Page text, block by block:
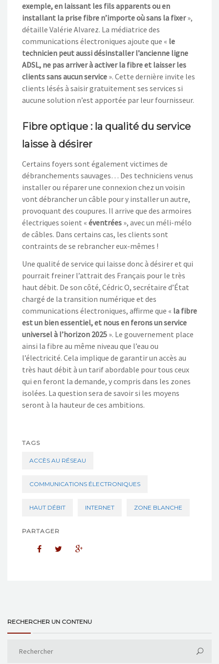
exemple, en laissant les fils apparents ou en
installant la prise fibre n’importe où sans la fixer»,
détaille Valérie Alvarez. La médiatrice des
communications électroniques ajoute que « le
technicien peut aussi désinstaller l’ancienne ligne
ADSL, ne pas arriver à activer la fibre et laisser les
clients sans aucun service ». Cette dernière invite les
clients lésés à saisir gratuitement ses services si
aucune solution n’est apportée par leur fournisseur.
Fibre optique : la qualité du service
laisse à désirer
Certains foyers sont également victimes de
débranchements sauvages… Des techniciens venus
installer ou réparer une connexion chez un voisin
vont débrancher un câble pour y installer un autre,
provoquant des coupures. Il arrive que des armoires
électriques soient « éventrées », avec un méli-mélo
de câbles. Dans certains cas, les clients sont
contraints de se rebrancher eux-mêmes !
Une qualité de service qui laisse donc à désirer et qui
pourrait freiner l’attrait des Français pour le très
haut débit. De son côté, Cédric O, secrétaire d’État
chargé de la transition numérique et des
communications électroniques, affirme que « la fibre
est un bien essentiel, et nous en ferons un service
universel à l’horizon 2025 ». Le gouvernement place
ainsi la fibre au même niveau que l’eau ou
l’électricité. Cela implique de garantir un accès au
très haut débit à un tarif abordable pour tous ceux
qui en feront la demande, y compris dans les zones
isolées. La question sera de savoir si les moyens
seront à la hauteur de ces ambitions.
TAGS
ACCÈS AU RÉSEAU
COMMUNICATIONS ÉLECTRONIQUES
HAUT DÉBIT INTERNET ZONE BLANCHE
PARTAGER
RECHERCHER UN CONTENU